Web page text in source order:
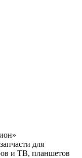
для
и ТВ, планшетов